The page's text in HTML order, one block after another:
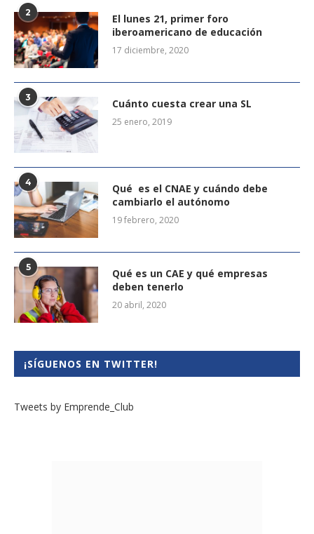
2
El lunes 21, primer foro
iberoamericano de educación
17 diciembre, 2020
3 Cuánto cuesta crear una SL
25 enero, 2019
4
Qué es el CNAE y cuándo debe
cambiarlo el autónomo
19 febrero, 2020
5
Qué es un CAE y qué empresas
deben tenerlo
20 abril, 2020
¡SÍGUENOS EN TWITTER!
Tweets by Emprende_Club